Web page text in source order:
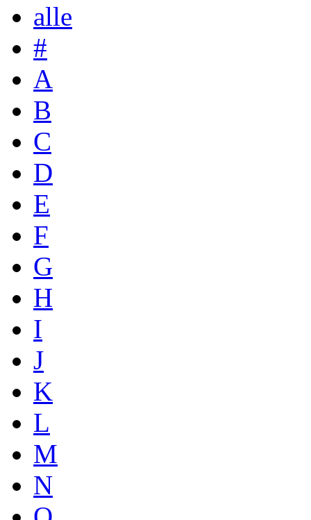
alle
#
A
B
C
D
E
F
G
H
I
J
K
L
M
N